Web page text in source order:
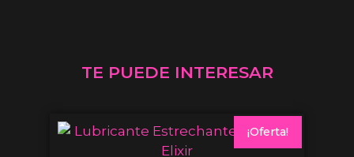
TE PUEDE INTERESAR
¡Oferta!